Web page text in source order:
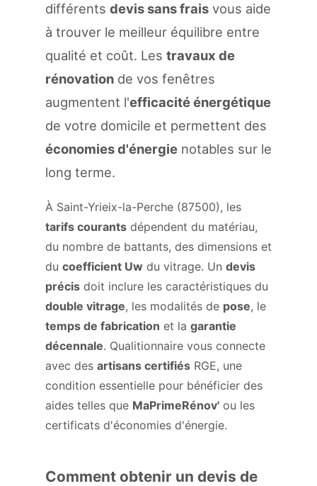
différents devis sans frais vous aide
à trouver le meilleur équilibre entre
qualité et coût. Les travaux de
rénovation de vos fenêtres
augmentent l'efficacité énergétique
de votre domicile et permettent des
économies d'énergie notables sur le
long terme.
À Saint-Yrieix-la-Perche (87500), les
tarifs courants dépendent du matériau,
du nombre de battants, des dimensions et
du coefficient Uw du vitrage. Un devis
précis doit inclure les caractéristiques du
double vitrage, les modalités de pose, le
temps de fabrication et la garantie
décennale. Qualitionnaire vous connecte
avec des artisans certifiés RGE, une
condition essentielle pour bénéficier des
aides telles que MaPrimeRénov' ou les
certificats d'économies d'énergie.
Comment obtenir un devis de